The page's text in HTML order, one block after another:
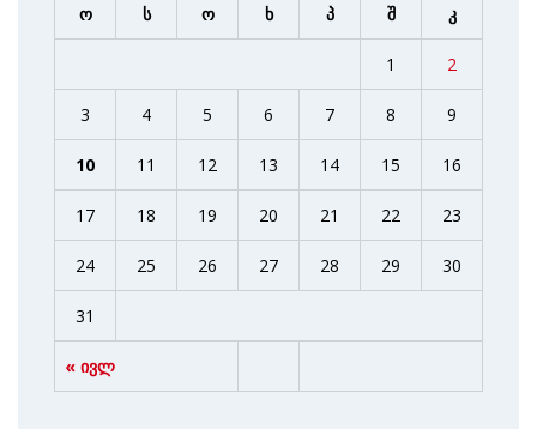
ო ს ო ხ პ შ კ
« ივლ
1 2
3 4 5 6 7 8 9
10 11 12 13 14 15 16
17 18 19 20 21 22 23
24 25 26 27 28 29 30
31